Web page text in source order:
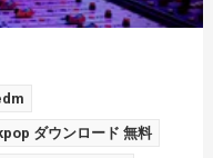
ダウンロード 無料